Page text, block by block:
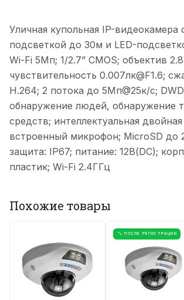
Уличная купольная IP-видеокамера
подсветкой до 30м и LED-
Wi-Fi 5Мп; 1/2.7” CMOS; объектив
чувствительность 0.007лк@F1.6;
H.264; 2 потока до 5Мп@25к/с;
обнаружение людей, обнаружение
средств; интеллектуальная
встроенный микрофон; MicroSD до
защита: IP67; питание: 12В(DC);
пластик; Wi-Fi 2.4ГГц
Похожие товары
% ПОСЛЕ РЕГИСТРАЦИИ